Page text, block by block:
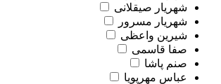
شهریار صیقلانی
شهریار مسرور
شیرین واعظی
صفا قاسمی
صنم پاشا
عباس مهرپویا